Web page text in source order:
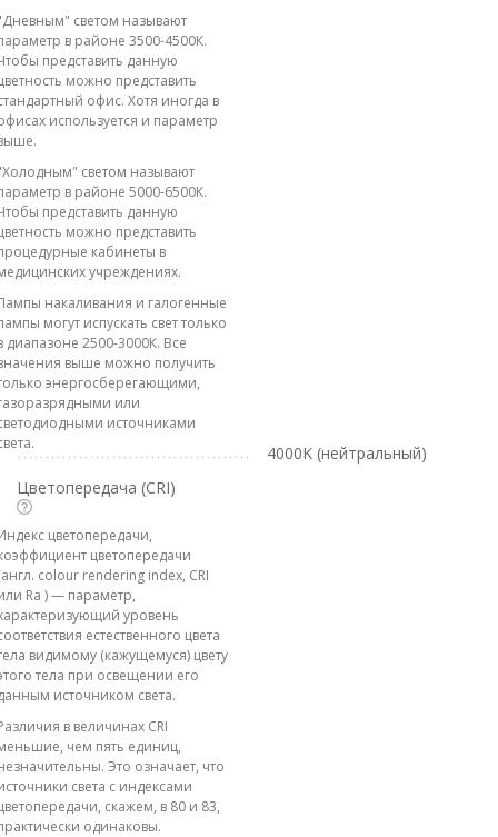
светом называют
в районе 3500-4500К.
представить данную
можно представить
офис. Хотя иногда в
используется и параметр
светом называют
в районе 5000-6500К.
представить данную
можно представить
кабинеты в
учреждениях.
накаливания и галогенные
могут испускать свет только
диапазоне 2500-3000К. Все
выше можно получить
энергосберегающими,
или
источниками
4000K (нейтральный)
Цветопередача (CRI)
цветопередачи,
цветопередачи
colour rendering index, CRI
Ra ) — параметр,
уровень
естественного цвета
видимому (кажущемуся) цвету
тела при освещении его
источником света.
в величинах CRI
чем пять единиц,
Это означает, что
света с индексами
скажем, в 80 и 83,
одинаковы.